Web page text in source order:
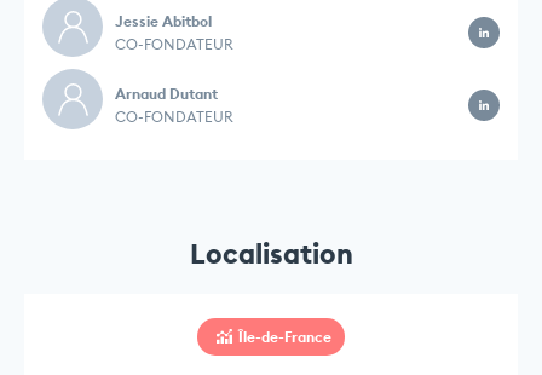
Jessie Abitbol
CO-FONDATEUR
Arnaud Dutant
CO-FONDATEUR
Localisation
Île-de-France